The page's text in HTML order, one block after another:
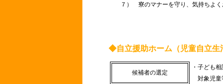
７） 寮のマナーを守り、気持ちよく
◆自立援助ホーム（児童自立
候補者の選定
・子ども
対象児童